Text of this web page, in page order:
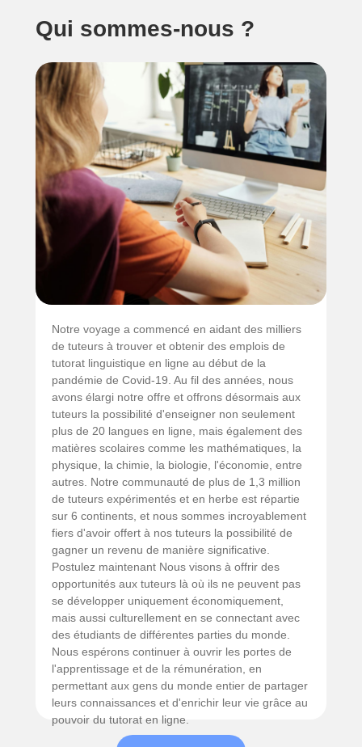
Qui sommes-nous ?
Notre voyage a commencé en aidant des milliers
de tuteurs à trouver et obtenir des emplois de
tutorat linguistique en ligne au début de la
pandémie de Covid-19. Au fil des années, nous
avons élargi notre offre et offrons désormais aux
tuteurs la possibilité d'enseigner non seulement
plus de 20 langues en ligne, mais également des
matières scolaires comme les mathématiques, la
physique, la chimie, la biologie, l'économie, entre
autres. Notre communauté de plus de 1,3 million
de tuteurs expérimentés et en herbe est répartie
sur 6 continents, et nous sommes incroyablement
fiers d'avoir offert à nos tuteurs la possibilité de
gagner un revenu de manière significative.
Postulez maintenant Nous visons à offrir des
opportunités aux tuteurs là où ils ne peuvent pas
se développer uniquement économiquement,
mais aussi culturellement en se connectant avec
des étudiants de différentes parties du monde.
Nous espérons continuer à ouvrir les portes de
l'apprentissage et de la rémunération, en
permettant aux gens du monde entier de partager
leurs connaissances et d'enrichir leur vie grâce au
pouvoir du tutorat en ligne.